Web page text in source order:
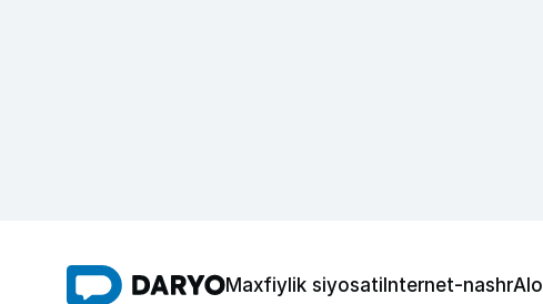
Maxfiylik siyosati Internet-nashr